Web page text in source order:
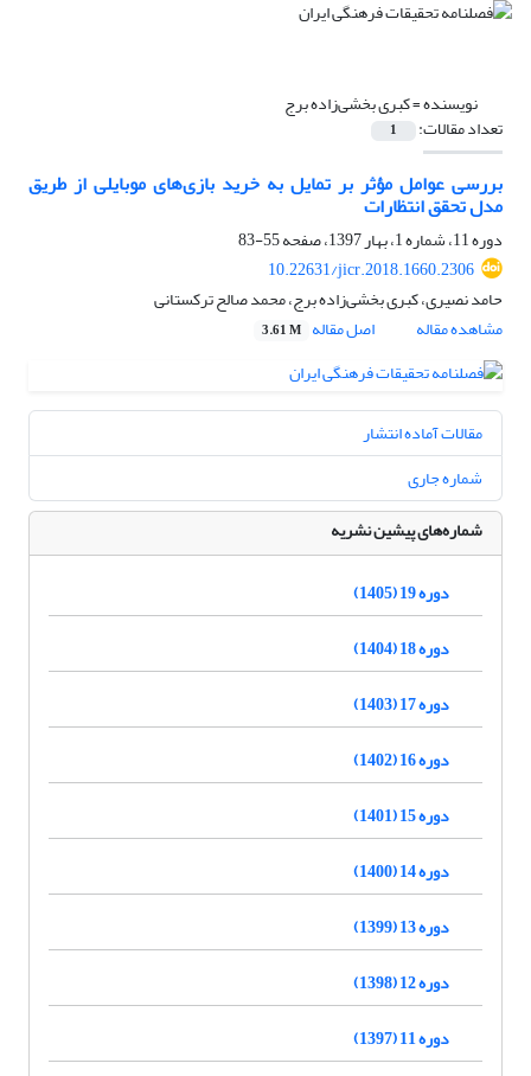
نویسنده =کبری بخشی‌زاده برج
تعداد مقالات: 1
بررسی عوامل مؤثر بر تمایل به خرید بازی‌های موبایلی از طریق
مدل تحقق انتظارات
دوره 11، شماره 1، بهار 1397، صفحه
55-83
10.22631/jicr.2018.1660.2306
حامد نصیری، کبری بخشی‌زاده برج، محمد صالح ترکستانی
مشاهده مقاله
اصل مقاله 3.61 M
مقالات آماده انتشار
شماره جاری
شماره‌های پیشین نشریه
دوره 19 (1405)
دوره 18 (1404)
دوره 17 (1403)
دوره 16 (1402)
دوره 15 (1401)
دوره 14 (1400)
دوره 13 (1399)
دوره 12 (1398)
دوره 11 (1397)